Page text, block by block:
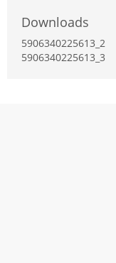
Downloads
5906340225613_2
5906340225613_3